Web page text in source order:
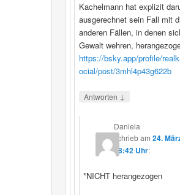
Kachelmann hat explizit
ausgerechnet sein Fall mit
anderen Fällen, in denen
Gewalt wehren,
https://bsky.app/profile/
ocial/post/3mhl4p43g622b
Antworten ↓
Daniela
schriebam24.
08:42 Uhr:
*NICHT herangezogen